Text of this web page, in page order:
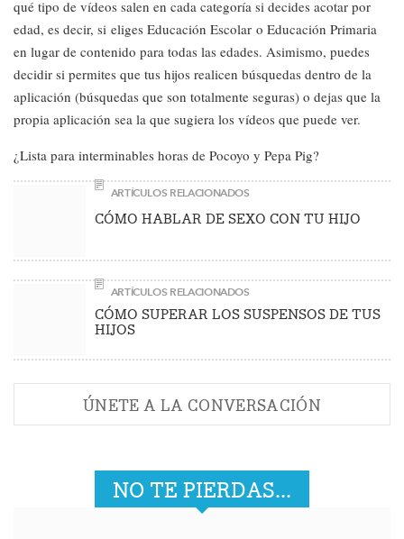
qué tipo de vídeos salen en cada categoría si decides acotar por
edad, es decir, si eliges Educación Escolar o Educación Primaria
en lugar de contenido para todas las edades. Asimismo, puedes
decidir si permites que tus hijos realicen búsquedas dentro de la
aplicación (búsquedas que son totalmente seguras) o dejas que la
propia aplicación sea la que sugiera los vídeos que puede ver.
¿Lista para interminables horas de Pocoyo y Pepa Pig?
ARTÍCULOS RELACIONADOS
CÓMO HABLAR DE SEXO CON TU HIJO
ARTÍCULOS RELACIONADOS
CÓMO SUPERAR LOS SUSPENSOS DE TUS
HIJOS
ÚNETE A LA CONVERSACIÓN
NO TE PIERDAS...